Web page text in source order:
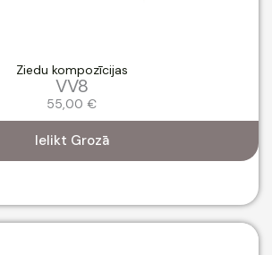
Ziedu kompozīcijas
VV8
55,00 €
Ielikt Grozā